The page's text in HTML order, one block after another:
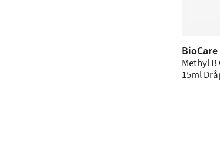
BioCare
Methyl
15ml